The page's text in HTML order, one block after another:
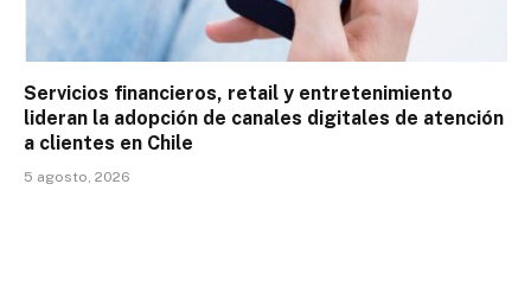
Servicios financieros, retail y entretenimiento
lideran la adopción de canales digitales de atención
a clientes en Chile
5 agosto, 2026